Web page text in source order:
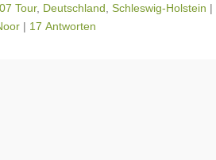
Tour, Deutschland Schleswig-Holstein |
| 17 Antworten